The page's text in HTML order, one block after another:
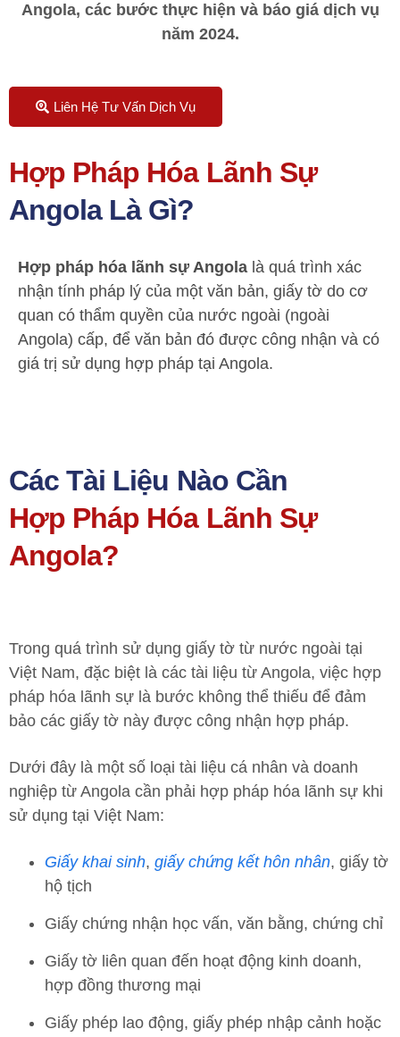
Angola, các bước thực hiện và báo giá dịch vụ
năm 2024.
Liên Hệ Tư Vấn Dịch Vụ
Hợp Pháp Hóa Lãnh Sự
Angola Là Gì?
Hợp pháp hóa lãnh sự Angola là quá trình xác
nhận tính pháp lý của một văn bản, giấy tờ do cơ
quan có thẩm quyền của nước ngoài (ngoài
Angola) cấp, để văn bản đó được công nhận và có
giá trị sử dụng hợp pháp tại Angola.
Các Tài Liệu Nào Cần
Hợp Pháp Hóa Lãnh Sự
Angola?
Trong quá trình sử dụng giấy tờ từ nước ngoài tại
Việt Nam, đặc biệt là các tài liệu từ Angola, việc hợp
pháp hóa lãnh sự là bước không thể thiếu để đảm
bảo các giấy tờ này được công nhận hợp pháp.
Dưới đây là một số loại tài liệu cá nhân và doanh
nghiệp từ Angola cần phải hợp pháp hóa lãnh sự khi
sử dụng tại Việt Nam:
Giấy khai sinh, giấy chứng kết hôn nhân, giấy tờ
hộ tịch
Giấy chứng nhận học vấn, văn bằng, chứng chỉ
Giấy tờ liên quan đến hoạt động kinh doanh,
hợp đồng thương mại
Giấy phép lao động, giấy phép nhập cảnh hoặc